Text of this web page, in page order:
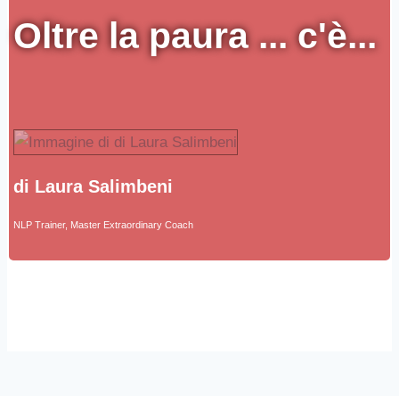
Oltre la paura ... c'è...
di Laura Salimbeni
NLP Trainer, Master Extraordinary Coach